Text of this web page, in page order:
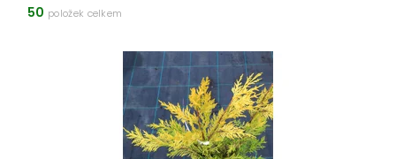
50 položek celkem